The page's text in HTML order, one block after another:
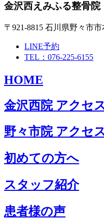
金沢西えみふる整骨院
〒921-8815 石川県野々市
LINE予約
TEL：076-225-6155
HOME
金沢西院 アクセ
野々市院 アクセ
初めての方へ
スタッフ紹介
患者様の声